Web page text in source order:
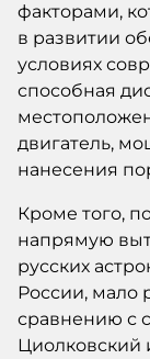
факторами,
в развитии
условиях
способная
двигатель,
нанесения
Кроме того,
напрямую
русских
России, мало
сравнению с
Циолковский